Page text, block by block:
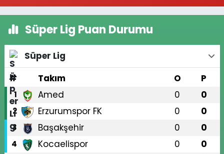
Süper Lig Puan Durumu
Süper Lig
#
Takım O P
1 Amed 0 0
2 Erzurumspor FK 0 0
3 Başakşehir 0 0
4 Kocaelispor 0 0